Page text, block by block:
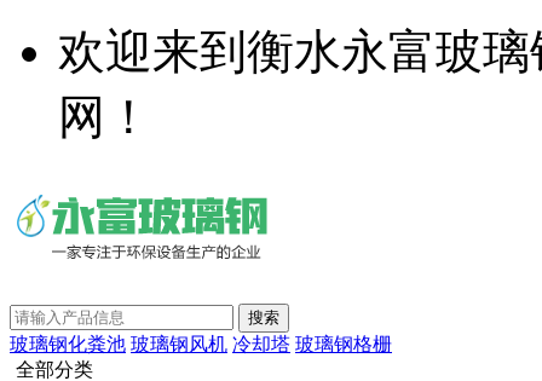
欢迎来到衡水永富玻
网！
玻璃钢化粪池 玻璃钢风机 冷却塔 玻璃钢格栅
全部分类